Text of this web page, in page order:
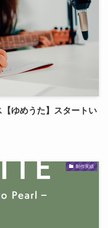
ゆめうた】スタートい
制作実績